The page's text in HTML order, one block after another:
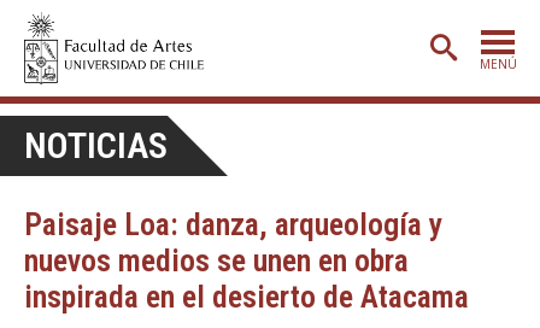
MENÚ
ADMISIÓN
ETAPA BÁSICA
CARRERAS
POSTGRADO
NOTICIAS
Paisaje Loa: danza, arqueología y
nuevos medios se unen en obra
inspirada en el desierto de Atacama